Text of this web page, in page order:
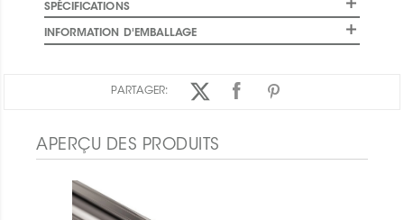
SPÉCIFICATIONS
INFORMATION D'EMBALLAGE
PARTAGER:
APERÇU DES PRODUITS